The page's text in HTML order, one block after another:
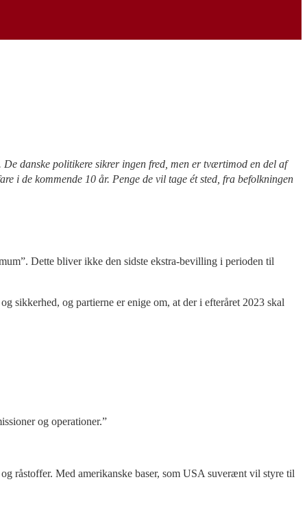
danske politikere sikrer ingen fred, men er tværtimod en del af
i de kommende 10 år. Penge de vil tage ét sted, fra befolkningen
Dette bliver ikke den sidste ekstra-bevilling i perioden til
sikkerhed, og partierne er enige om, at der i efteråret 2023 skal
og operationer.”
råstoffer. Med amerikanske baser, som USA suverænt vil styre til